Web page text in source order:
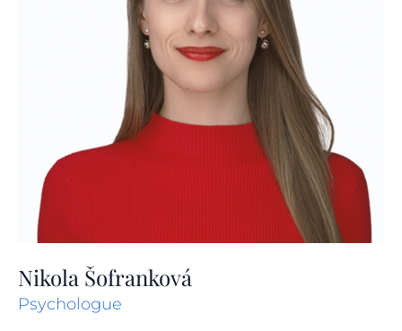
Nikola Šofranková
Psychologue